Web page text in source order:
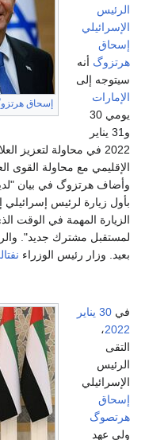
إسحاق
الرئيس
الإسرائيلي
إسحاق
هرتزوگ أنه
سيتوجه إلى
الإمارات
يومي 30
و31 يناير
2022 في محاولة لتعزيز
الإقليمي مع محاولة القوى
وأضاف هرتزوگ في بيان
بأول زيارة لرئيس إسرائيلي
الزيارة المهمة في الوقت
لمستقبل مشترك جديد".
بعيد. وزار رئيس الوزراء
في 30 يناير
2022،
التقى
الرئيس
الإسرائيلي
إسحاق
هرتصوگ
ولي عهد